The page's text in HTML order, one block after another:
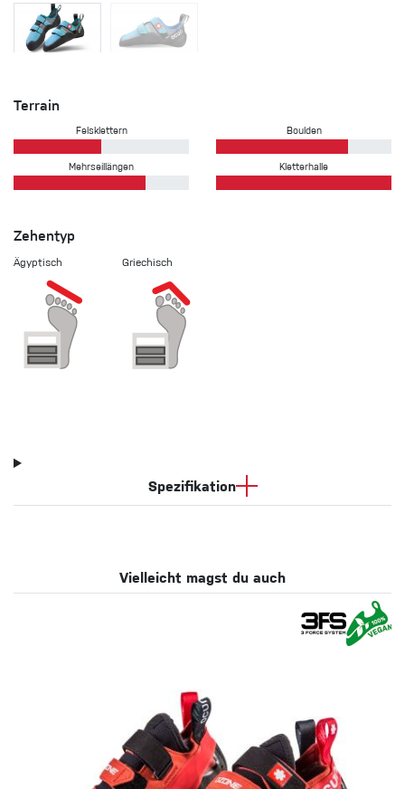
Terrain
Felsklettern Boulden
Mehrseillängen Kletterhalle
Zehentyp
Ägyptisch Griechisch
Spezifikation
Vielleicht magst du auch